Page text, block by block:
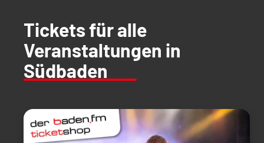
Tickets für alle
Veranstaltungen in
Südbaden